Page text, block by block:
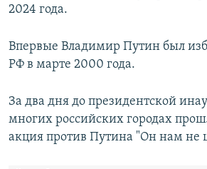
2024 года.
Впервые Владимир Путин был
РФ в марте 2000 года.
За два дня до президентской
многих российских городах
акция против Путина "Он нам не